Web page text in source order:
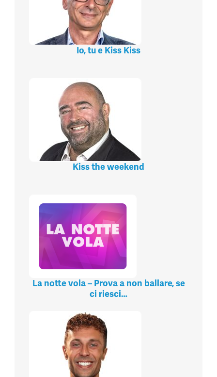
Io, tu e Kiss Kiss
Kiss the weekend
La notte vola – Prova a non ballare, se
ci riesci…